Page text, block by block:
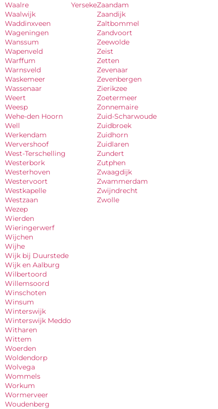
Waalre
Waalwijk
Waddinxveen
Wageningen
Wanssum
Wapenveld
Warffum
Warnsveld
Waskemeer
Wassenaar
Weert
Weesp
Wehe-den Hoorn
Well
Werkendam
Wervershoof
West-Terschelling
Westerbork
Westerhoven
Westervoort
Westkapelle
Westzaan
Wezep
Wierden
Wieringerwerf
Wijchen
Wijhe
Wijk bij Duurstede
Wijk en Aalburg
Wilbertoord
Willemsoord
Winschoten
Winsum
Winterswijk
Winterswijk Meddo
Witharen
Wittem
Woerden
Woldendorp
Wolvega
Wommels
Workum
Wormerveer
Woudenberg
YersekeZaandam
Zaandijk
Zaltbommel
Zandvoort
Zeewolde
Zeist
Zetten
Zevenaar
Zevenbergen
Zierikzee
Zoetermeer
Zonnemaire
Zuid-Scharwoude
Zuidbroek
Zuidhorn
Zuidlaren
Zundert
Zutphen
Zwaagdijk
Zwammerdam
Zwijndrecht
Zwolle